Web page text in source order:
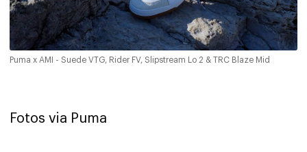
Puma x AMI - Suede VTG, Rider FV, Slipstream Lo 2 & TRC Blaze Mid
Fotos via Puma